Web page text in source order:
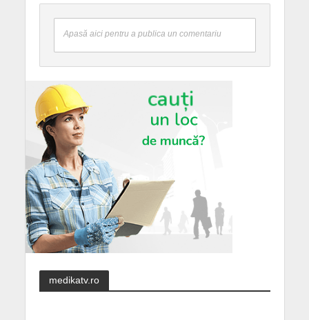
Apasă aici pentru a publica un comentariu
medikatv.ro